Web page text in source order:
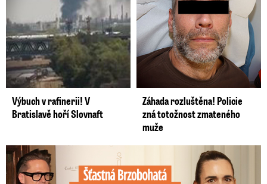
Výbuch v rafinerii! V
Bratislavě hoří Slovnaft
Záhada rozluštěna! Policie
zná totožnost zmateného
muže
Šťastná Brzobohatá se pochlubila fotkou: Rýpanec od Ondřeje